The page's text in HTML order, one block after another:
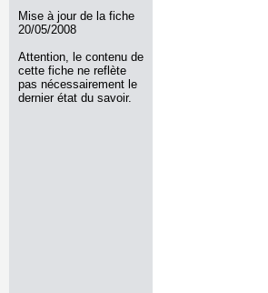
Mise à jour de la fiche
20/05/2008
Attention, le contenu de
cette fiche ne reflète
pas nécessairement le
dernier état du savoir.